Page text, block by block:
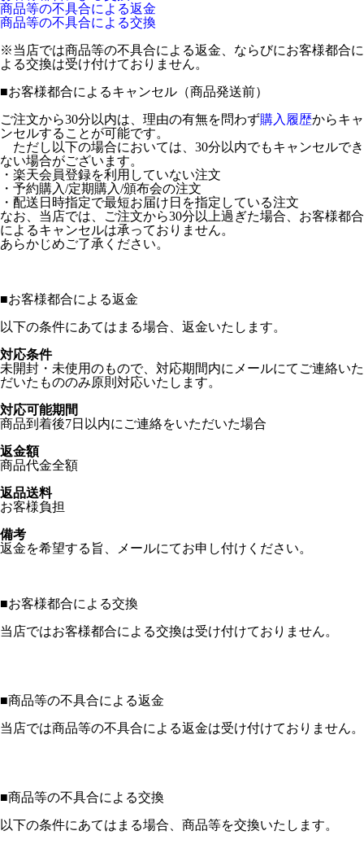
商品等の不具合による返金
商品等の不具合による交換
※当店では商品等の不具合による返金、ならびにお客様都合に
よる交換は受け付けておりません。
■お客様都合によるキャンセル（商品発送前）
ご注文から30分以内は、理由の有無を問わず購入履歴からキャ
ンセルすることが可能です。
ただし以下の場合においては、30分以内でもキャンセルでき
ない場合がございます。
・楽天会員登録を利用していない注文
・予約購入/定期購入/頒布会の注文
・配送日時指定で最短お届け日を指定している注文
なお、当店では、ご注文から30分以上過ぎた場合、お客様都合
によるキャンセルは承っておりません。
あらかじめご了承ください。
■お客様都合による返金
以下の条件にあてはまる場合、返金いたします。
対応条件
未開封・未使用のもので、対応期間内にメールにてご連絡いた
だいたもののみ原則対応いたします。
対応可能期間
商品到着後7日以内にご連絡をいただいた場合
返金額
商品代金全額
返品送料
お客様負担
備考
返金を希望する旨、メールにてお申し付けください。
■お客様都合による交換
当店ではお客様都合による交換は受け付けておりません。
■商品等の不具合による返金
当店では商品等の不具合による返金は受け付けておりません。
■商品等の不具合による交換
以下の条件にあてはまる場合、商品等を交換いたします。